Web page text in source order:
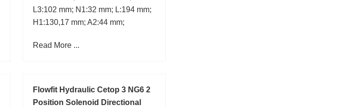
L3:102 mm; N1:32 mm; L:194 mm;
H1:130,17 mm; A2:44 mm;
Read More ...
Flowfit Hydraulic Cetop 3 NG6 2
Position Solenoid Directional